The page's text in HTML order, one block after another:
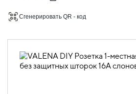
изделия скрытого монтажа VALENA
слоновая кость
Сгенерировать QR - код